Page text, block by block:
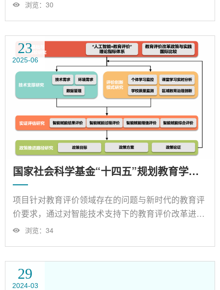
转型的国际比较研究，采用政策剖析、要点比较、路
径研究的总体思路，探究世界各国在教育数字化转型
政策与标准规范的总体目标和逻辑，对比分析各国在
教育数字化转型过程中创新变革教育环境与资
源、......
浏览： 30
23
2025-06
国家社会科学基金“十四五”规划教育学重点课题——智能技术赋能教育评价改革研究
项目针对教育评价领域存在的问题与新时代的教育评
价要求，通过对智能技术支持下的教育评价改革进行
研究，力图实现智能技术赋能教育评价的理论创新，
术、平台系统以及标准规范。基于理论模式创新以及
技术研发，开展智能技术赋能教育结果评价、过程评
浏览： 34
29
2024-03